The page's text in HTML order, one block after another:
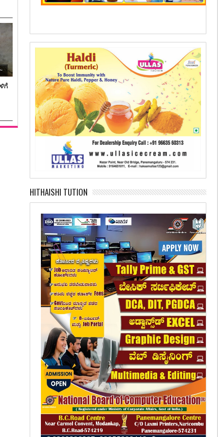
HITHAISHI TUTION